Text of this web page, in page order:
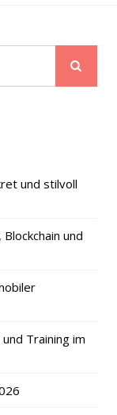
und stilvoll
und
Training im